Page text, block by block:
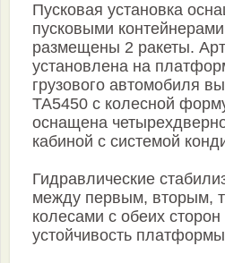
Пусковая установка
пусковыми
размещены 2 ракеты.
установлена на
грузового автомобиля
TA5450 с колесной
оснащена
кабиной с системой
Гидравлические
между первым, вторым,
колесами с обеих
устойчивость